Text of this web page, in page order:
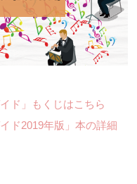
ド」もくじはこちら
ド2019年版」本の詳細